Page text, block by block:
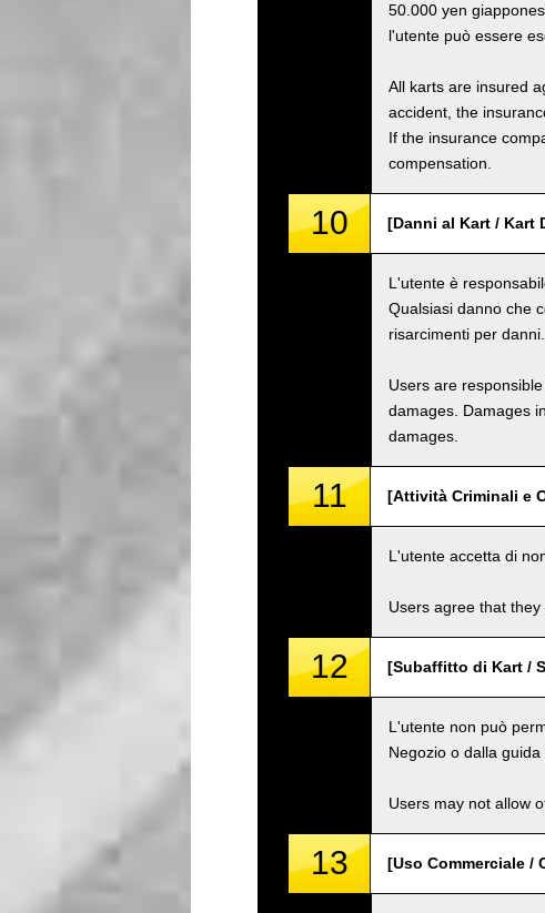
50.000 yen
l'utente può essere
All karts are insured
accident, the
If the insurance
compensation.
10 [Danni al Kart / Kart
L'utente è
Qualsiasi danno che
risarcimenti per danni.
Users are
damages. Damages
damages.
11 [Attività Criminali e
L'utente accetta di
Users agree that
12 [Subaffitto di Kart /
L'utente non può
Negozio o dalla guida
Users may not allow
13 [Uso Commerciale /